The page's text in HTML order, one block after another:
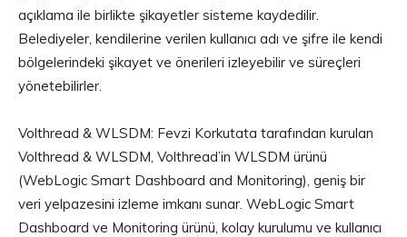
açıklama ile birlikte şikayetler sisteme kaydedilir.
Belediyeler, kendilerine verilen kullanıcı adı ve şifre ile kendi
bölgelerindeki şikayet ve önerileri izleyebilir ve süreçleri
yönetebilirler.
Volthread & WLSDM: Fevzi Korkutata tarafından kurulan
Volthread & WLSDM, Volthread’in WLSDM ürünü
(WebLogic Smart Dashboard and Monitoring), geniş bir
veri yelpazesini izleme imkanı sunar. WebLogic Smart
Dashboard ve Monitoring ürünü, kolay kurulumu ve kullanıcı